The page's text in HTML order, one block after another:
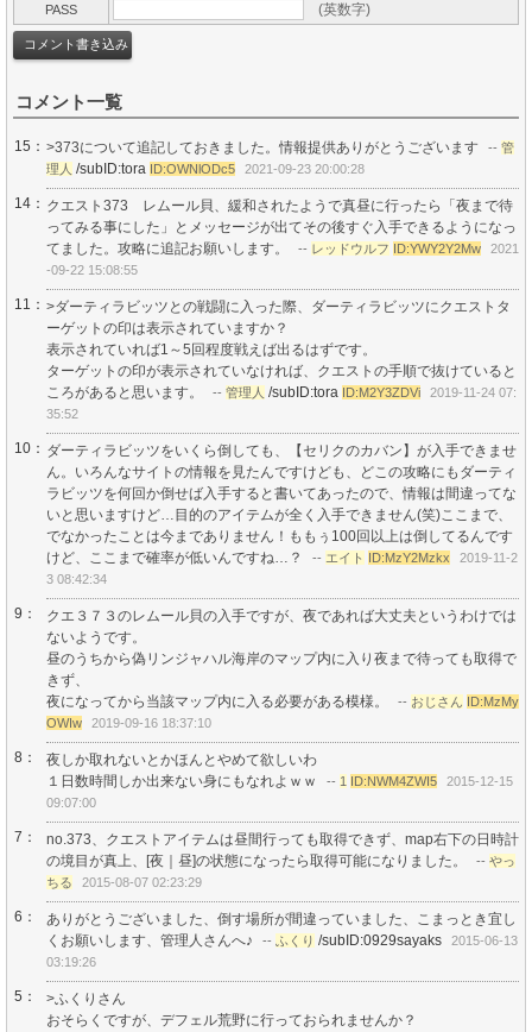
PASS (英数字)
コメント一覧
15： >373について追記しておきました。情報提供ありがとうございます -- 管
理人 /subID:tora ID:OWNlODc5 2021-09-23 20:00:28
14： クエスト373 レムール貝、緩和されたようで真昼に行ったら「夜まで待
ってみる事にした」とメッセージが出てその後すぐ入手できるようになっ
てました。攻略に追記お願いします。
-- レッドウルフ ID:YWY2Y2Mw
2021
-09-22 15:08:55
11： >ダーティラビッツとの戦闘に入った際、ダーティラビッツにクエストタ
ーゲットの印は表示されていますか？
表示されていれば1～5回程度戦えば出るはずです。
ターゲットの印が表示されていなければ、クエストの手順で抜けていると
ころがあると思います。
-- 管理人 /subID:tora ID:M2Y3ZDVi
2019-11-24 07:
35:52
10： ダーティラビッツをいくら倒しても、【セリクのカバン】が入手できませ
ん。いろんなサイトの情報を見たんですけども、どこの攻略にもダーティ
ラビッツを何回か倒せば入手すると書いてあったので、情報は間違ってな
いと思いますけど…目的のアイテムが全く入手できません(笑)ここまで、
でなかったことは今までありません！ももぅ100回以上は倒してるんです
けど、ここまで確率が低いんですね…？
-- エイト ID:MzY2Mzkx
2019-11-2
3 08:42:34
9：
クエ３７３のレムール貝の入手ですが、夜であれば大丈夫というわけでは
ないようです。
昼のうちから偽リンジャハル海岸のマップ内に入り夜まで待っても取得で
きず、
夜になってから当該マップ内に入る必要がある模様。
-- おじさん ID:MzMy
OWIw
2019-09-16 18:37:10
8：
夜しか取れないとかほんとやめて欲しいわ
１日数時間しか出来ない身にもなれよｗｗ
-- 1 ID:NWM4ZWI5
2015-12-15
09:07:00
7：
no.373、クエストアイテムは昼間行っても取得できず、map右下の日時計
の境目が真上、[夜｜昼]の状態になったら取得可能になりました。
-- やっ
ちる
2015-08-07 02:23:29
6：
ありがとうございました、倒す場所が間違っていました、こまっとき宜し
くお願いします、管理人さんへ♪
-- ふくり /subID:0929sayaks
2015-06-13
03:19:26
5：
>ふくりさん
おそらくですが、デフェル荒野に行っておられませんか？